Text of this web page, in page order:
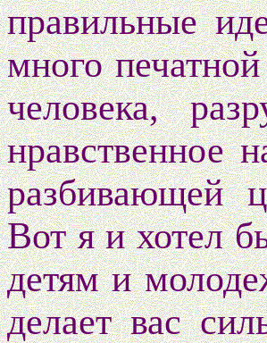
правильные
много
человека,
нравственное
разбивающей
Вот я и хотел
детям и
делает вас